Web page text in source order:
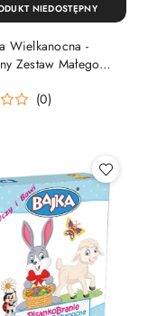
Wielkanocna -
Zestaw Małego
(0)
NIEDOSTĘPNY